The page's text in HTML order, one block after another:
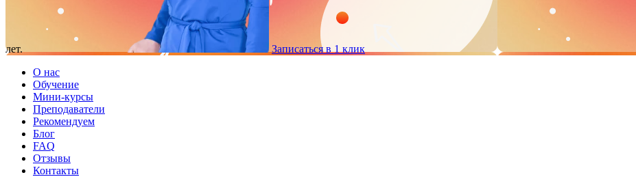
лет.
Записаться в 1 клик
О нас
Обучение
Мини-курсы
Преподаватели
Рекомендуем
Блог
FAQ
Отзывы
Контакты